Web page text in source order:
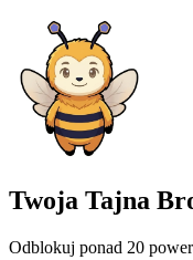
Twoja Tajna
Odblokuj ponad 20